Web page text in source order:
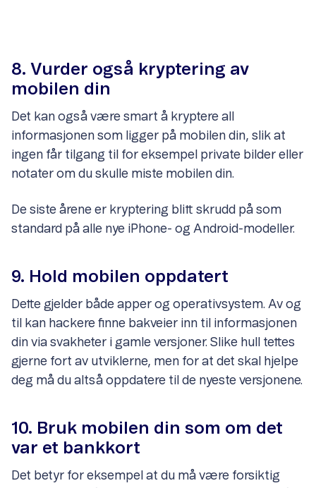
8. Vurder også kryptering av
mobilen din
Det kan også være smart å kryptere all
informasjonen som ligger på mobilen din, slik at
ingen får tilgang til for eksempel private bilder eller
notater om du skulle miste mobilen din.
De siste årene er kryptering blitt skrudd på som
standard på alle nye iPhone- og Android-modeller.
9. Hold mobilen oppdatert
Dette gjelder både apper og operativsystem. Av og
til kan hackere finne bakveier inn til informasjonen
din via svakheter i gamle versjoner. Slike hull tettes
gjerne fort av utviklerne, men for at det skal hjelpe
deg må du altså oppdatere til de nyeste versjonene.
10. Bruk mobilen din som om det
var et bankkort
Det betyr for eksempel at du må være forsiktig